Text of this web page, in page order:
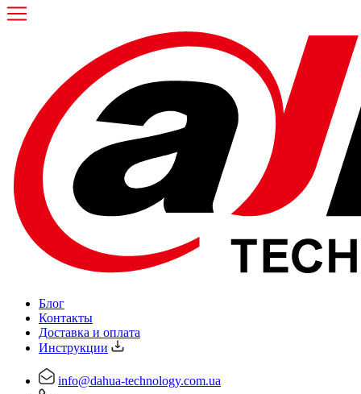
Блог
Контакты
Доставка и оплата
Инструкции
info@dahua-technology.com.ua